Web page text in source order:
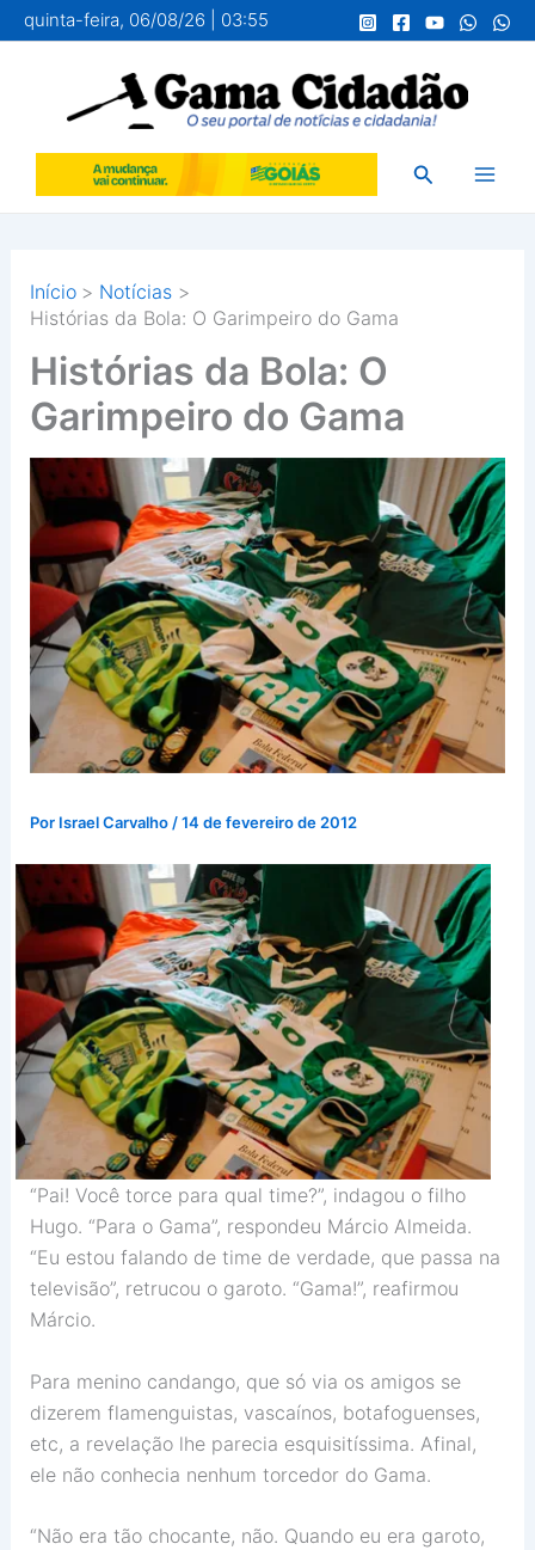
para
conteúdo
quinta-feira, 06/08/26 | 03:55
Pesquisar
Início
Notícias
Histórias da Bola: O Garimpeiro do Gama
Histórias da Bola: O
Garimpeiro do Gama
Por Israel Carvalho /14 de fevereiro de 2012
“Pai! Você torce para qual time?”, indagou o filho
Hugo. “Para o Gama”, respondeu Márcio Almeida.
“Eu estou falando de time de verdade, que passa na
televisão”, retrucou o garoto. “Gama!”, reafirmou
Márcio.
Para menino candango, que só via os amigos se
dizerem flamenguistas, vascaínos, botafoguenses,
etc, a revelação lhe parecia esquisitíssima. Afinal,
ele não conhecia nenhum torcedor do Gama.
“Não era tão chocante, não. Quando eu era garoto,